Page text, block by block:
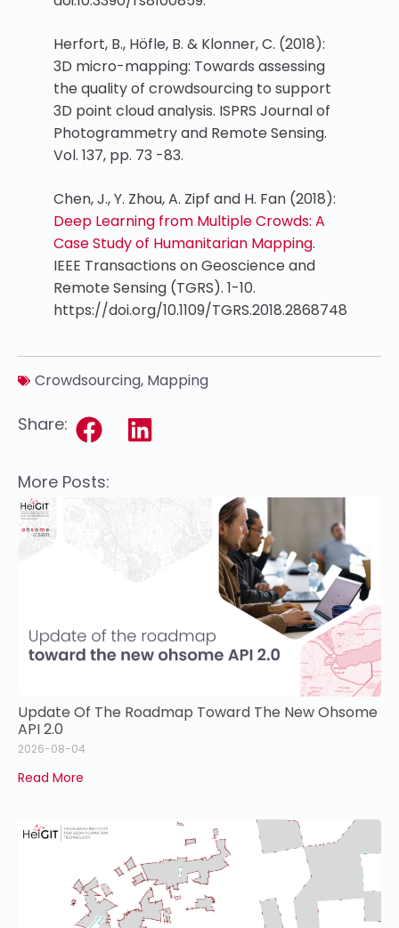
Herfort, B., Höfle, B. & Klonner, C. (2018):
3D micro-mapping: Towards assessing
the quality of crowdsourcing to support
3D point cloud analysis. ISPRS Journal of
Photogrammetry and Remote Sensing.
Vol. 137, pp. 73 -83.
Chen, J., Y. Zhou, A. Zipf and H. Fan (2018):
Deep Learning from Multiple Crowds: A
Case Study of Humanitarian Mapping.
IEEE Transactions on Geoscience and
Remote Sensing (TGRS). 1-10.
https://doi.org/10.1109/TGRS.2018.2868748
Crowdsourcing, Mapping
Share:
More Posts:
Update Of The Roadmap Toward The New Ohsome
API 2.0
2026-08-04
Read More